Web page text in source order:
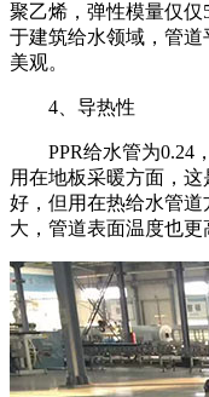
聚乙烯，弹性模量仅仅
于建筑给水领域，管
美观。
4 、导热性
PPR给水管为0.24 ，
用在地板采暖方面，
好，但用在热给水管
大，管道表面温度也更